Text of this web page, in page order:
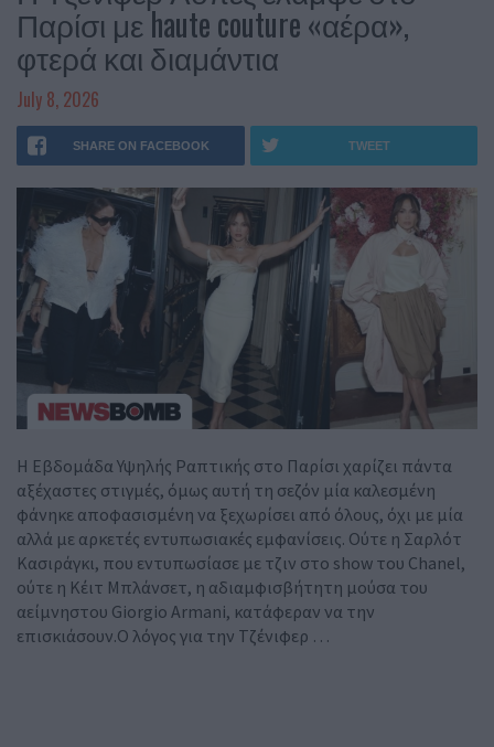
Παρίσι με haute couture «αέρα»,
φτερά και διαμάντια
July 8, 2026
SHARE ON FACEBOOK TWEET
Η Εβδομάδα Υψηλής Ραπτικής στο Παρίσι χαρίζει πάντα
αξέχαστες στιγμές, όμως αυτή τη σεζόν μία καλεσμένη
φάνηκε αποφασισμένη να ξεχωρίσει από όλους, όχι με μία
αλλά με αρκετές εντυπωσιακές εμφανίσεις. Ούτε η Σαρλότ
Κασιράγκι, που εντυπωσίασε με τζιν στο show του Chanel,
ούτε η Κέιτ Μπλάνσετ, η αδιαμφισβήτητη μούσα του
αείμνηστου Giorgio Armani, κατάφεραν να την
επισκιάσουν.Ο λόγος για την Τζένιφερ …